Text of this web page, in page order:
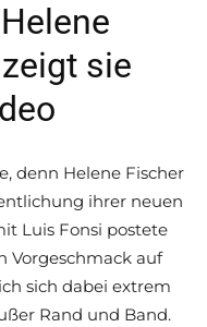
sie
denn Helene Fischer
ihrer neuen
Luis Fonsi postete
Vorgeschmack auf
sich dabei extrem
Rand und Band.